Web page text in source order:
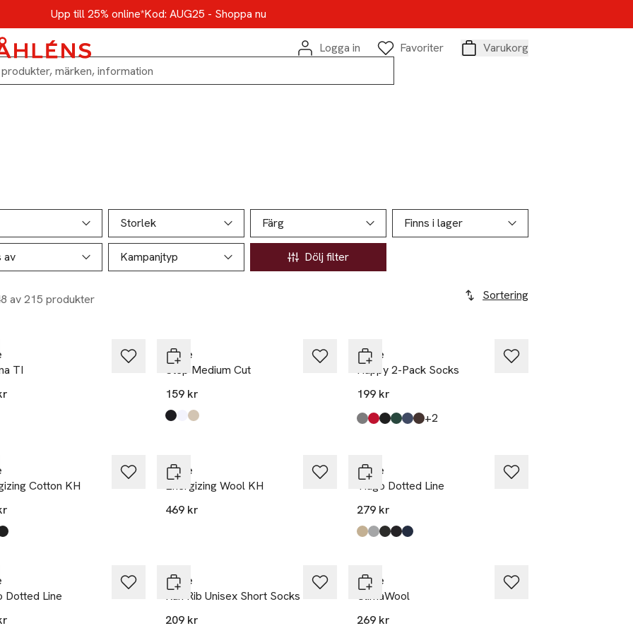
Upp till 25% online*Kod: AUG25 - Shoppa nu
Logga in
Favoriter
Varukorg
produktsidan
Storlek Färg Finns i lager
av Kampanjtyp Dölj filter
av 215 produkter Sortering
produkter
TI
finns i färgerna:
Falke
Step Medium Cut
159 kr
Produkten finns i färgerna:
Black,
White,
Sand Mel
Falke
Happy 2-Pack Socks
199 kr
Produkten finns i färgerna:
Light Greymel,
Scarlet,
Black,
Hunter Green,
Navy Mel,
Dark Brown, +2
Cotton KH
finns i färgerna:
,
Falke
Energizing Wool KH
469 kr
Falke
Tiago Dotted Line
279 kr
Produkten finns i färgerna:
Silk,
Silver,
Brown,
Black,
Space Blue,
Dotted Line
Falke
Run Rib Unisex Short Socks
209 kr
Falke
ClimaWool
269 kr